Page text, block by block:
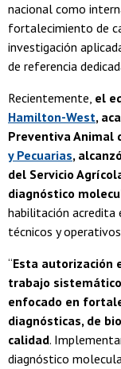
nacional como
fortalecimiento de
investigación
de referencia
Recientemente, el
Hamilton-West,
Preventiva Animal
y Pecuarias,
del Servicio
diagnóstico
habilitación acredita
técnicos y
“Esta autorización
trabajo
enfocado en
diagnósticas, de
calidad.
diagnóstico